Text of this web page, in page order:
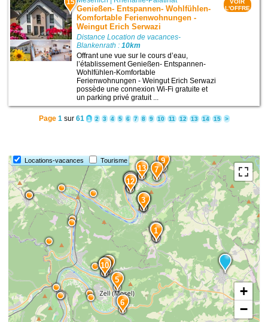
15
Genießen- Entspannen- Wohlfühlen-
Komfortable Ferienwohnungen -
Weingut Erich Serwazi
Distance Location de vacances-
Blankenrath :10km
Offrant une vue sur le cours d’eau,
l’établissement Genießen- Entspannen-
Wohlfühlen-Komfortable
Ferienwohnungen - Weingut Erich Serwazi
possède une connexion Wi-Fi gratuite et
un parking privé gratuit ...
VOIR
L'OFFRE
Page 1sur 61 1 2 3 4 5 6 7 8 9 10 11 12 13 14 15 >
Locations-vacances Tourisme
15
14
13
12
11
10
9
8
7
6
5
4
3
2
1
+
−